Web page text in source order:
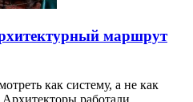
маршрут
как систему, а не как
работали